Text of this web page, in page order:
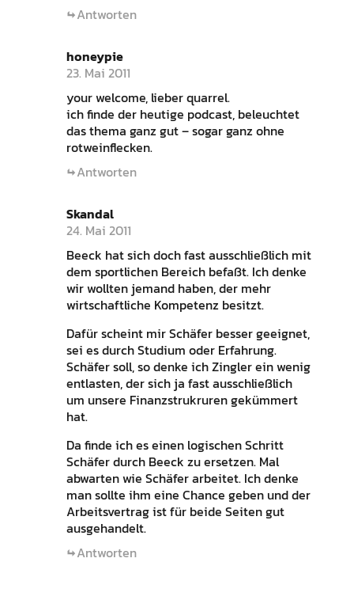
Antworten
honeypie
23. Mai 2011
your welcome, lieber quarrel.
ich finde der heutige podcast, beleuchtet
das thema ganz gut – sogar ganz ohne
rotweinflecken.
Antworten
Skandal
24. Mai 2011
Beeck hat sich doch fast ausschließlich mit
dem sportlichen Bereich befaßt. Ich denke
wir wollten jemand haben, der mehr
wirtschaftliche Kompetenz besitzt.
Dafür scheint mir Schäfer besser geeignet,
sei es durch Studium oder Erfahrung.
Schäfer soll, so denke ich Zingler ein wenig
entlasten, der sich ja fast ausschließlich
um unsere Finanzstrukruren gekümmert
hat.
Da finde ich es einen logischen Schritt
Schäfer durch Beeck zu ersetzen. Mal
abwarten wie Schäfer arbeitet. Ich denke
man sollte ihm eine Chance geben und der
Arbeitsvertrag ist für beide Seiten gut
ausgehandelt.
Antworten